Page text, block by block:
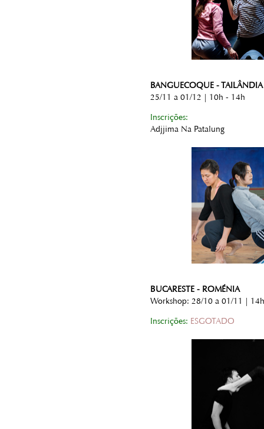
BANGUECOQUE - TAILÂNDIA
25/11 a 01/12 | 10h - 14h
Inscrições:
Adjjima Na Patalung
BUCARESTE - ROMÉNIA
Workshop: 28/10 a 01/11 |
Inscrições: ESGOTADO